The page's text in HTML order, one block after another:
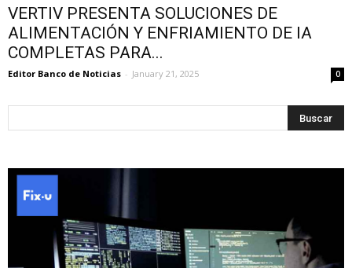
VERTIV PRESENTA SOLUCIONES DE
ALIMENTACIÓN Y ENFRIAMIENTO DE IA
COMPLETAS PARA...
Editor Banco de Noticias - January 21, 2025 0